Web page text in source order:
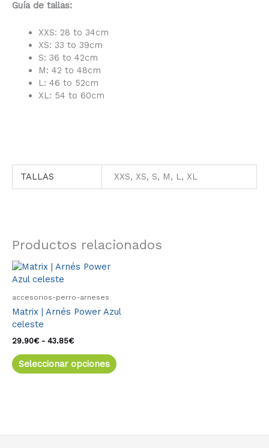
Guía de tallas:
XXS: 28 to 34cm
XS: 33 to 39cm
S: 36 to 42cm
M: 42 to 48cm
L: 46 to 52cm
XL: 54 to 60cm
TALLAS XXS, XS, S, M, L, XL
Productos relacionados
accesorios-perro-arneses
Matrix | Arnés Power Azul
celeste
29.90€ - 43.85€
Rango
desde
hasta
Seleccionar opciones
variantes.
pueden